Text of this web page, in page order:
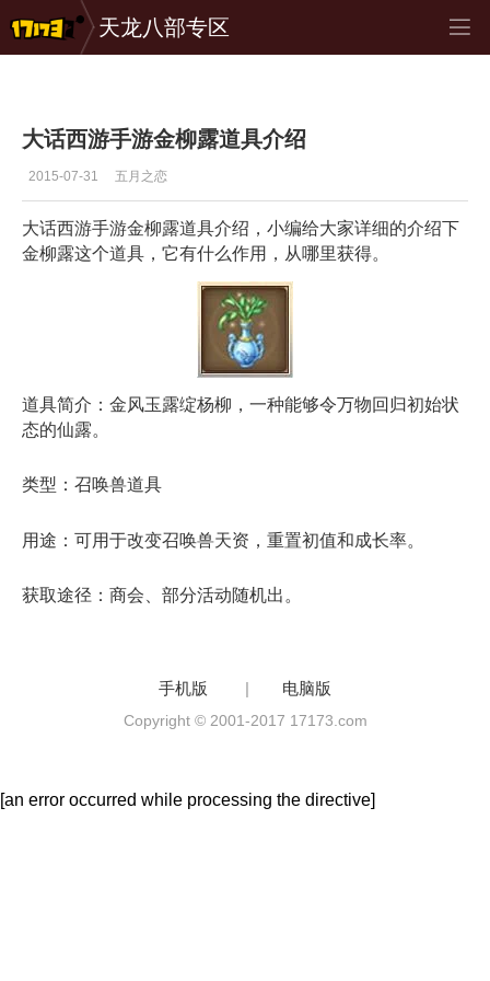
天龙八部专区
大话西游手游 > 资料
大话西游手游金柳露道具介绍
2015-07-31 五月之恋
大话西游手游金柳露道具介绍，小编给大家详细的介绍下
金柳露这个道具，它有什么作用，从哪里获得。
道具简介：金风玉露绽杨柳，一种能够令万物回归初始状
态的仙露。
类型：召唤兽道具
用途：可用于改变召唤兽天资，重置初值和成长率。
获取途径：商会、部分活动随机出。
手机版 电脑版
Copyright © 2001-2017 17173.com
[an error occurred while processing the directive]